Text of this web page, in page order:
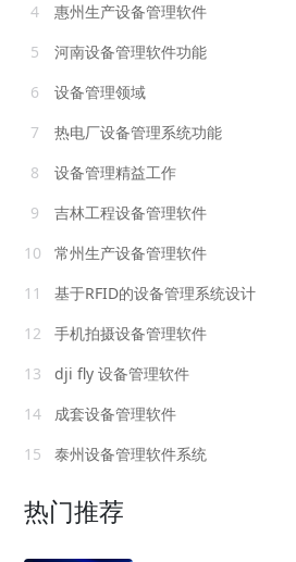
4
惠州生产设备管理软件
5
河南设备管理软件功能
6
设备管理领域
7
热电厂设备管理系统功能
8
设备管理精益工作
9
吉林工程设备管理软件
10
常州生产设备管理软件
11
基于RFID的设备管理系统设计
12
手机拍摄设备管理软件
13
dji fly 设备管理软件
14
成套设备管理软件
15
泰州设备管理软件系统
热门推荐